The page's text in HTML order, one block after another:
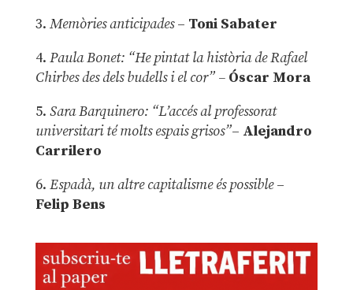
3. Memòries anticipades– Toni Sabater
4. Paula Bonet: “He pintat la història de Rafael
Chirbes des dels budells i el cor” –Óscar Mora
5. Sara Barquinero: “L’accés al professorat
universitari té molts espais grisos”– Alejandro
Carrilero
6. Espadà, un altre capitalisme és possible –
Felip Bens